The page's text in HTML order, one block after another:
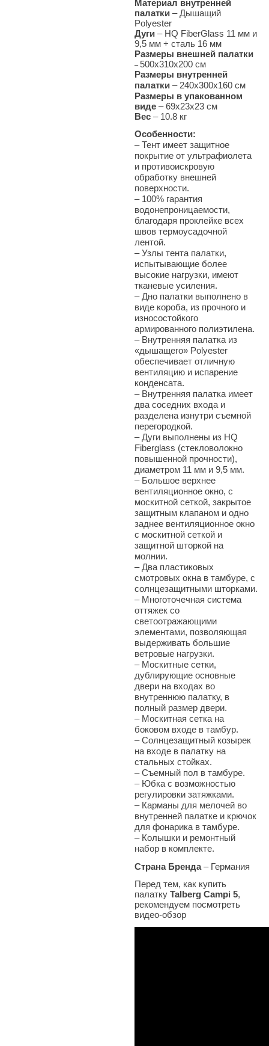
Материал внутренней
палатки – Дышащий
Polyester
Дуги – HQ FiberGlass 11 мм и
9,5 мм + сталь 16 мм
Размеры внешней палатки
– 500х310х200 см
Размеры внутренней
палатки – 240х300х160 см
Размеры в упакованном
виде – 69х23х23 см
Вес – 10.8 кг
Особенности:
– Тент имеет защитное
покрытие от ультрафиолета
и противоискровую
обработку внешней
поверхности.
– 100% гарантия
водонепроницаемости,
благодаря проклейке всех
швов термоусадочной
лентой.
–Узлы тента палатки,
испытывающие более
высокие нагрузки, имеют
тканевые усиления.
–Дно палатки выполнено в
виде короба, из прочного и
износостойкого
армированного полиэтилена.
– Внутренняя палатка из
«дышащего» Polyester
обеспечивает отличную
вентиляцию и испарение
конденсата.
– Внутренняя палатка имеет
два соседних входа и
разделена изнутри съемной
перегородкой.
–Дуги выполнены из HQ
Fiberglass (стекловолокно
повышенной прочности),
диаметром 11 мм и 9,5 мм.
– Большое верхнее
вентиляционное окно, с
москитной сеткой, закрытое
защитным клапаном и одно
заднее вентиляционное окно
с москитной сеткой и
защитной шторкой на
молнии.
–Два пластиковых
смотровых окна в тамбуре, с
солнцезащитными шторками.
– Многоточечная система
оттяжек со
светоотражающими
элементами, позволяющая
выдерживать большие
ветровые нагрузки.
– Москитные сетки,
дублирующие основные
двери на входах во
внутреннюю палатку, в
полный размер двери.
– Москитная сетка на
боковом входе в тамбур.
–Солнцезащитный козырек
на входе в палатку на
стальных стойках.
–Съемный пол в тамбуре.
– Юбка с возможностью
регулировки затяжками.
– Карманы для мелочей во
внутренней палатке и крючок
для фонарика в тамбуре.
– Колышки и ремонтный
набор в комплекте.
Страна Бренда– Германия
Перед тем, как купить
палатку Talberg Campi 5,
рекомендуем посмотреть
видео-обзор